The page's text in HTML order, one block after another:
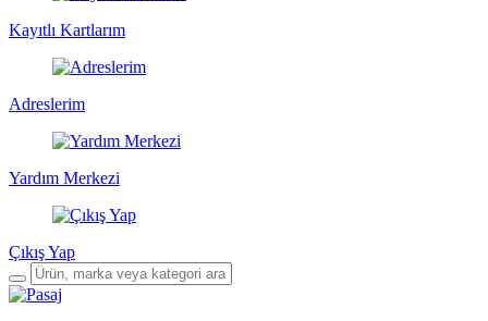
Kayıtlı Kartlarım
Adreslerim
Yardım Merkezi
Çıkış Yap